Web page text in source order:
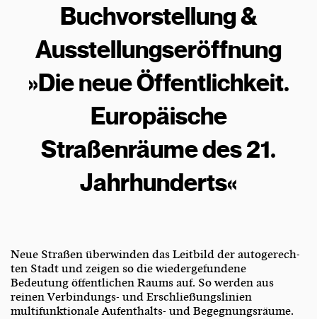
Buchvorstellung &
Ausstellungseröffnung
»Die neue Öffentlichkeit.
Europäische
Straßenräume des 21.
Jahrhunderts«
Neue Straßen überwinden das Leitbild der autogerech­
ten Stadt und zeigen so die wiedergefundene
Bedeutung öffentlichen Raums auf. So werden aus
reinen Verbin­dungs- und Erschließungslinien
multifunktionale Aufenthalts- und Begegnungsräume.